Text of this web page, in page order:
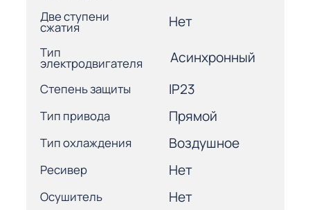
Две ступени
сжатия Нет
Тип
электродвигателя Асинхронный
Степень защиты IP23
Тип привода Прямой
Тип охлаждения Воздушное
Ресивер Нет
Осушитель Нет